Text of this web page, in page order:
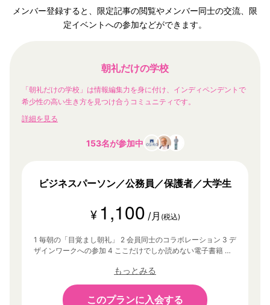
しずつ、よのなかの情報をどう見るか、どのよ
うに感じ、どのように考え、どのように行動す
るか、自分の選択肢を増や
メンバー登録すると、限定記事の閲覧やメンバー同士の交流、限
定イベントへの参加などができます。
朝礼だけの学校
「朝礼だけの学校」は情報編集力を身に付け、インディペンデントで
希少性の高い生き方を見つけ合うコミュニティです。
詳細を見る
153名が参加中
ビジネスパーソン／公務員／保護者／大学生
¥ 1,100 /月 (税込)
1 毎朝の「目覚まし朝礼」 2 会員同士のコラボレーション 3 デ
ザインワークへの参加 4 ここだけでしか読めない電子書籍 そ
もっとみる
このプランに入会する